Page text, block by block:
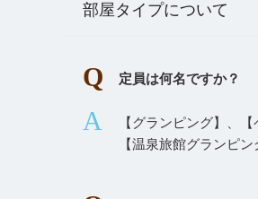
部屋タイプについて
定員は何名ですか？
【グランピング】、
【温泉旅館グランピ